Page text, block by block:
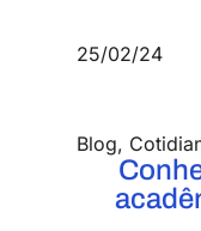
25/02/24
Blog,